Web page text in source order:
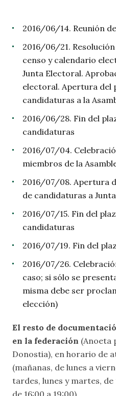
2016/06/14. Reunión
2016/06/21.
censo y calendario
Junta Electoral.
electoral. Apertura del
candidaturas a la
2016/06/28. Fin del
candidaturas
2016/07/04.
miembros de la
2016/07/08. Apertura
de candidaturas a
2016/07/15. Fin del
candidaturas
2016/07/19. Fin del
2016/07/26.
caso; si sólo se
misma debe ser
elección)
El resto de
en la federación (Anoeta
Donostia), en horario de
(mañanas, de lunes a
tardes, lunes y martes, de
de 16:00 a 19:00).